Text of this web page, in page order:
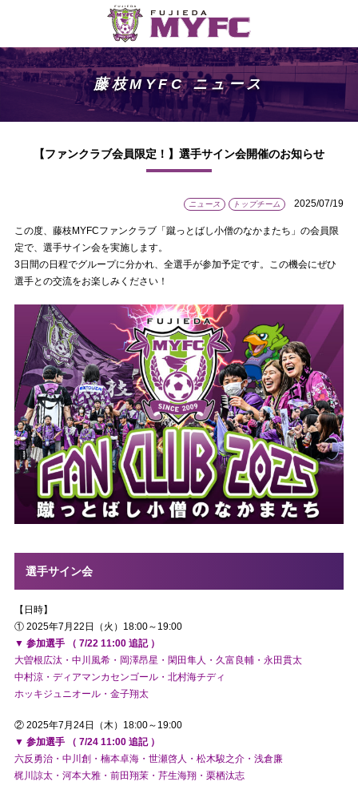
藤枝MYFC ニュース
【ファンクラブ会員限定！】選手サイン会開催のお知らせ
ニュース トップチーム 2025/07/19
この度、藤枝MYFCファンクラブ「蹴っとばし小僧のなかまたち」の会員限
定で、選手サイン会を実施します。
3日間の日程でグループに分かれ、全選手が参加予定です。この機会にぜひ
選手との交流をお楽しみください！
選手サイン会
【日時】
① 2025年7月22日（火）18:00～19:00
▼ 参加選手 （ 7/22 11:00 追記 ）
大曽根広汰・中川風希・岡澤昂星・閑田隼人・久富良輔・永田貫太
中村涼・ディアマンカセンゴール・北村海チディ
ホッキジュニオール・金子翔太
② 2025年7月24日（木）18:00～19:00
▼ 参加選手 （ 7/24 11:00 追記 ）
六反勇治・中川創・楠本卓海・世瀬啓人・松木駿之介・浅倉廉
梶川諒太・河本大雅・前田翔茉・芹生海翔・栗栖汰志